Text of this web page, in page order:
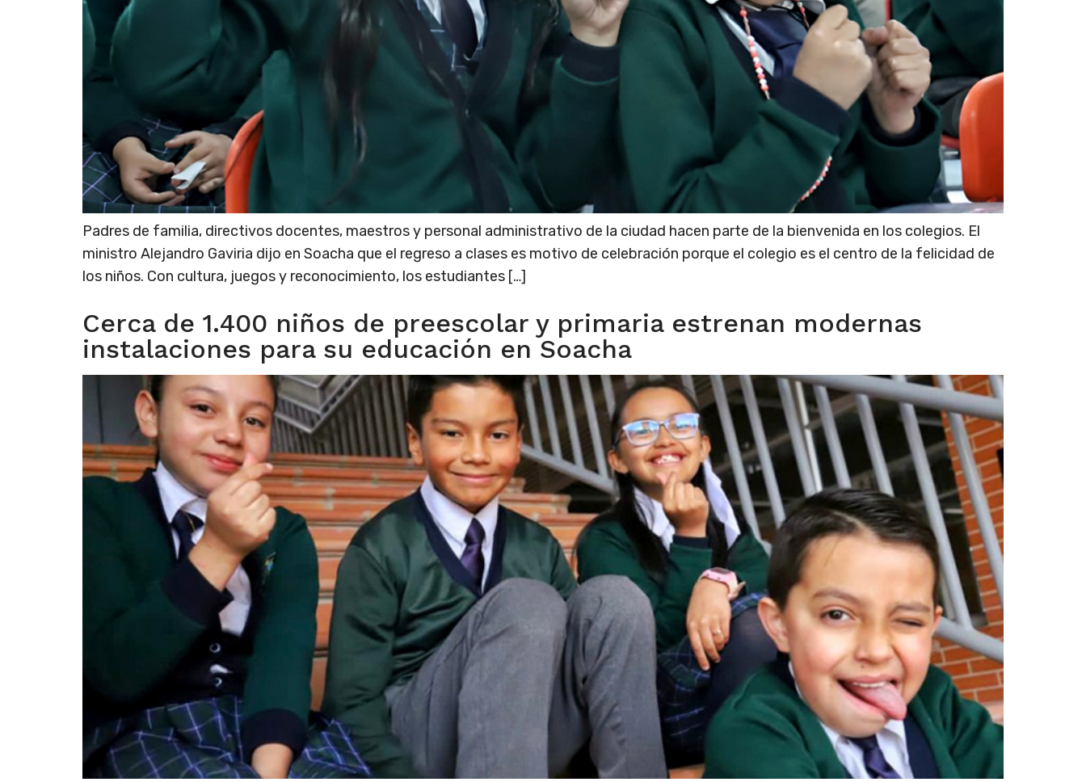
Padres de familia, directivos docentes, maestros y personal administrativo de la ciudad hacen parte de la bienvenida en los colegios. El
ministro Alejandro Gaviria dijo en Soacha que el regreso a clases es motivo de celebración porque el colegio es el centro de la felicidad de
los niños. Con cultura, juegos y reconocimiento, los estudiantes […]
Cerca de 1.400 niños de preescolar y primaria estrenan modernas
instalaciones para su educación en Soacha